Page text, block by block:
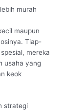
murah
maupun
Tiap-
mereka
usaha yang
keok
strategi